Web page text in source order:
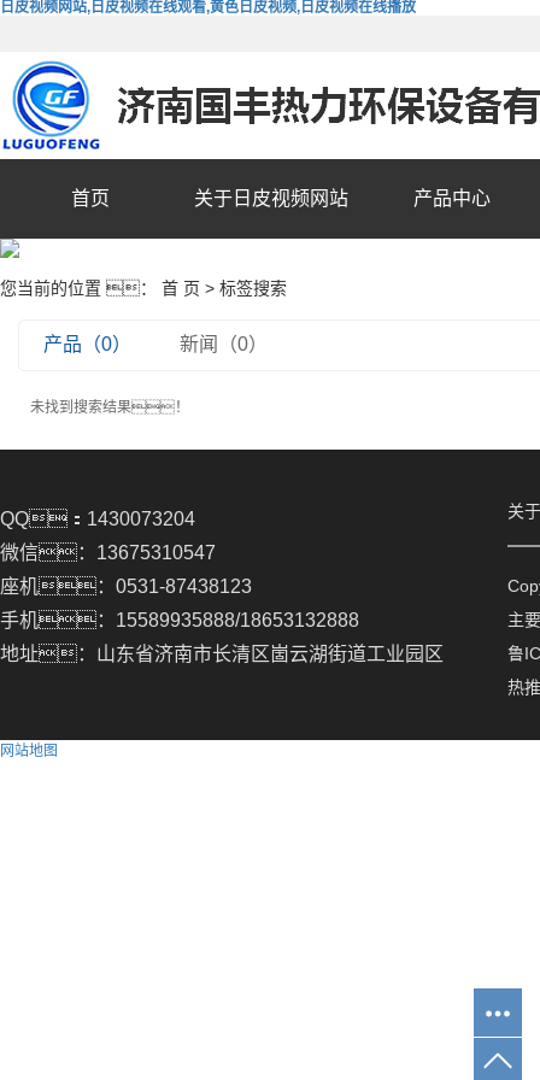
日皮视频网站,日皮视频在线观看,黄色日皮视频,日皮视频在线播放
首页 关于日皮视频网站 产品中心
您当前的位置 ： 首 页 > 标签搜索
产品（0） 新闻（0）
未找到搜索结果！
QQ：1430073204
微信：13675310547
座机：0531-87438123
手机：15589935888/18653132888
地址：山东省济南市长清区崮云湖街道工业园区
关
主
鲁
热
网站地图